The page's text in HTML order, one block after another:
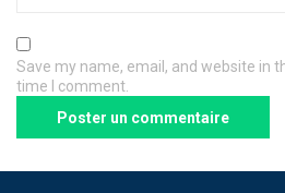
Save my name, email, and website in
time I comment.